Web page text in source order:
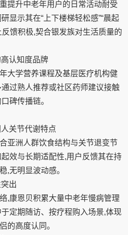
提升中老年用户的日常活动耐受
显示其在“上下楼梯轻松感”“晨起
馈积极,契合银发族对生活质量的
认知度品牌
大学营养课程及基层医疗机构健
过熟人推荐或社区药师建议接触
碑传播链。
关节代谢特点
亚洲人群饮食结构与关节退变节
效与长期适配性,用户反馈其在持
,无明显波动感。
出
,康恩贝积累大量中老年慢病管理
定期随访、按疗程购入场景,体现
的高度认同。